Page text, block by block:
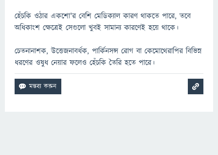
হেঁচকি ওঠার একশো'র বেশি মেডিক্যাল কারণ থাকতে পারে, তবে
অধিকাংশ ক্ষেত্রেই সেগুলো খুবই সামান্য কারণেই হয়ে থাকে।
চেতনানাশক, উত্তেজনাবর্ধক, পার্কিনসন্স রোগ বা কেমোথেরাপির বিভিন্ন
ধরণের ওষুধ নেয়ার ফলেও হেঁচকি তৈরি হতে পারে।